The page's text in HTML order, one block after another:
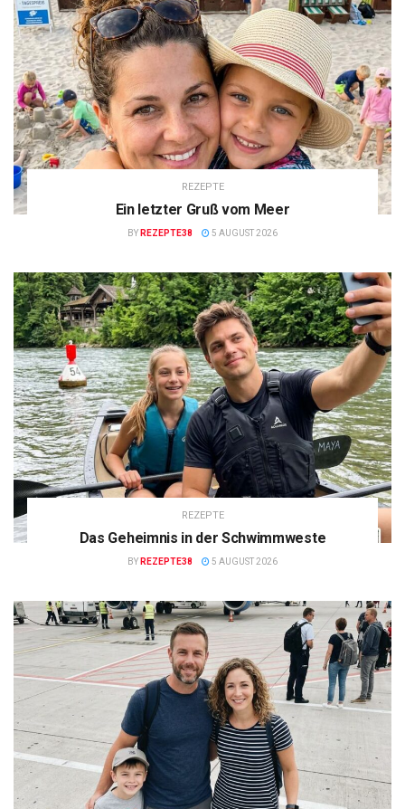
REZEPTE
Ein letzter Gruß vom Meer
BY REZEPTE38 5 AUGUST 2026
REZEPTE
Das Geheimnis in der Schwimmweste
BY REZEPTE38 5 AUGUST 2026